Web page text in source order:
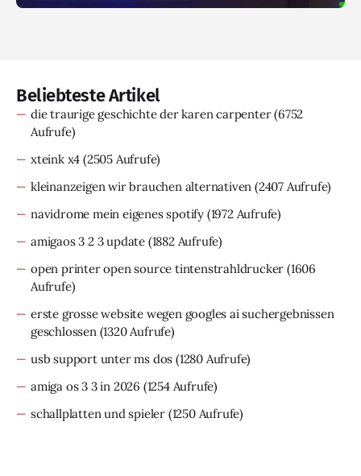
Beliebteste Artikel
die traurige geschichte der karen carpenter(6752
Aufrufe)
xteink x4 (2505 Aufrufe)
kleinanzeigen wir brauchen alternativen (2407 Aufrufe)
navidrome mein eigenes spotify (1972 Aufrufe)
amigaos 3 2 3 update (1882 Aufrufe)
open printer open source tintenstrahldrucker (1606
Aufrufe)
erste grosse website wegen googles ai suchergebnissen
geschlossen(1320 Aufrufe)
usb support unter ms dos (1280 Aufrufe)
amiga os 3 3 in 2026 (1254 Aufrufe)
schallplatten und spieler (1250 Aufrufe)